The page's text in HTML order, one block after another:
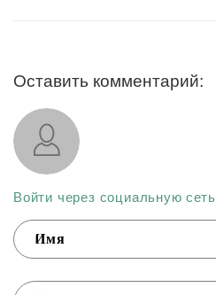
Оставить комментарий:
Войти через социальную сеть